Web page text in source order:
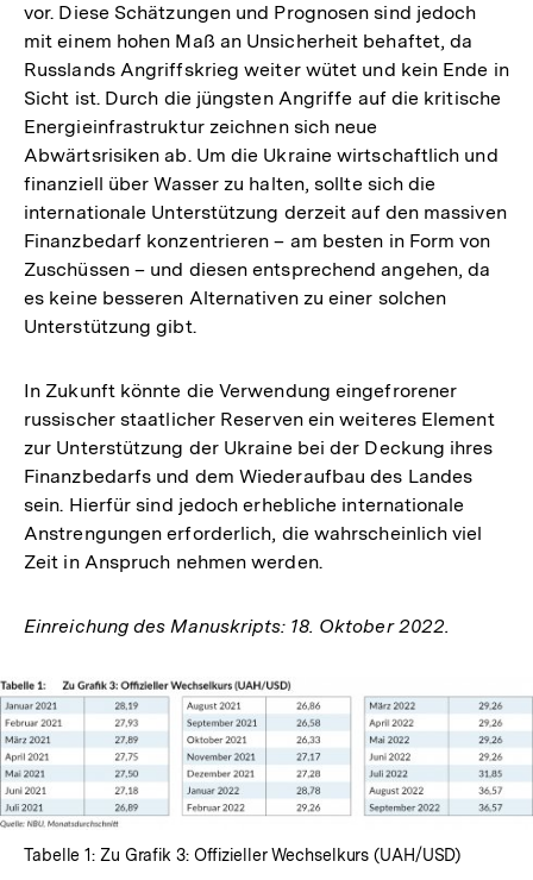
vor. Diese Schätzungen und Prognosen sind jedoch
mit einem hohen Maß an Unsicherheit behaftet, da
Russlands Angriffskrieg weiter wütet und kein Ende in
Sicht ist. Durch die jüngsten Angriffe auf die kritische
Energieinfrastruktur zeichnen sich neue
Abwärtsrisiken ab. Um die Ukraine wirtschaftlich und
finanziell über Wasser zu halten, sollte sich die
internationale Unterstützung derzeit auf den massiven
Finanzbedarf konzentrieren – am besten in Form von
Zuschüssen – und diesen entsprechend angehen, da
es keine besseren Alternativen zu einer solchen
Unterstützung gibt.
In Zukunft könnte die Verwendung eingefrorener
russischer staatlicher Reserven ein weiteres Element
zur Unterstützung der Ukraine bei der Deckung ihres
Finanzbedarfs und dem Wiederaufbau des Landes
sein. Hierfür sind jedoch erhebliche internationale
Anstrengungen erforderlich, die wahrscheinlich viel
Zeit in Anspruch nehmen werden.
Einreichung des Manuskripts: 18. Oktober 2022.
Tabelle 1: Zu Grafik 3: Offizieller Wechselkurs (UAH/USD)